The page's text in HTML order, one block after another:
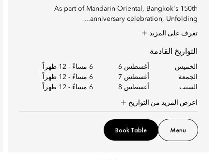
As part of Mandarin Oriental, Bangkok's 150th
anniversary celebration, Unfolding...
تعرف على المزيد
التواريخ القادمة
الخميس أغسطس 6 12 ظهراً -
6 مساءً
الجمعة
أغسطس 7 12 ظهراً -
6 مساءً
السبت
أغسطس 8 12 ظهراً - 6 مساءً
اعرض المزيد من التواريخ
Menu
Book Table